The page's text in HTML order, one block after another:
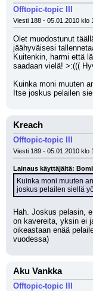
Offtopic-topic III
Viesti 188 - 05.01.2010 klo
Olet muodostunut
jäähyväisesi
Kuitenkin, harmi että
saadaan vielä! >:(((
Kuinka moni muuten
Itse joskus pelailen
Kreach
Offtopic-topic III
Viesti 189 - 05.01.2010 klo
Lainaus käyttäjältä:
Kuinka moni muuten
joskus pelailen siellä
Hah. Joskus pelasin,
on kavereita, yksin ei
oikeastaan enää
vuodessa)
Aku Vankka
Offtopic-topic III